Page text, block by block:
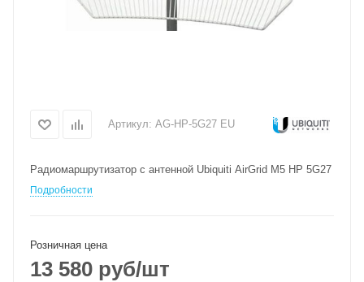
Артикул: AG-HP-5G27 EU
Радиомаршрутизатор с антенной Ubiquiti AirGrid M5 HP 5G27
Подробности
Розничная цена
13 580 руб/шт